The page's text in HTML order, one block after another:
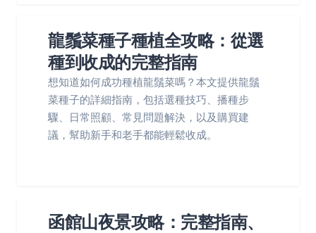
龍鬚菜種子種植全攻略：從選
種到收成的完整指南
想知道如何成功種植龍鬚菜嗎？本文提供龍鬚
菜種子的詳細指南，包括選種技巧、播種步
驟、日常照顧、常見問題解決，以及購買建
議，幫助新手和老手都能輕鬆收成。
函館山夜景攻略：完整指南、